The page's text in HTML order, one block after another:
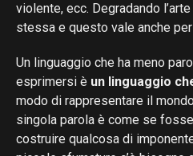
violente, ecc. Degradando
stessa e questo vale anche
Un linguaggio che ha meno
esprimersi è un linguaggio
modo di rappresentare il
singola parola è come se
costruire qualcosa di